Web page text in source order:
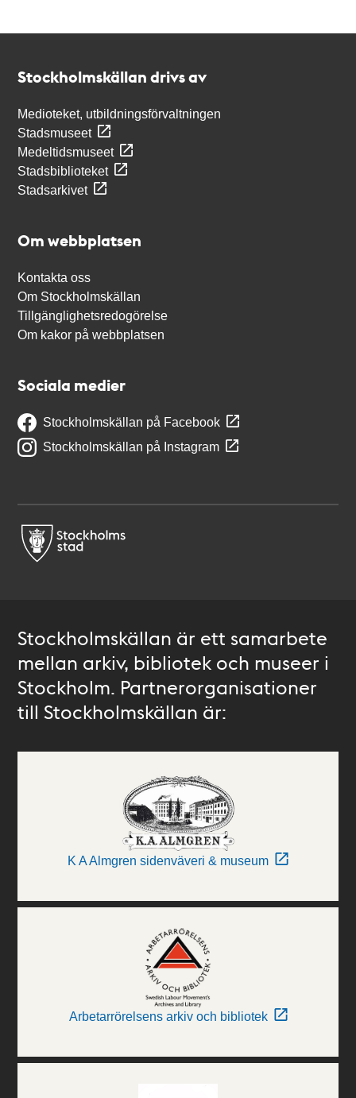
Stockholmskällan drivs av
Medioteket, utbildningsförvaltningen
Stadsmuseet
Medeltidsmuseet
Stadsbiblioteket
Stadsarkivet
Om webbplatsen
Kontakta oss
Om Stockholmskällan
Tillgänglighetsredogörelse
Om kakor på webbplatsen
Sociala medier
Stockholmskällan på Facebook
Stockholmskällan på Instagram
Stockholmskällan är ett samarbete
mellan arkiv, bibliotek och museer i
Stockholm. Partnerorganisationer
till Stockholmskällan är:
K A Almgren sidenväveri & museum
Arbetarrörelsens arkiv och bibliotek